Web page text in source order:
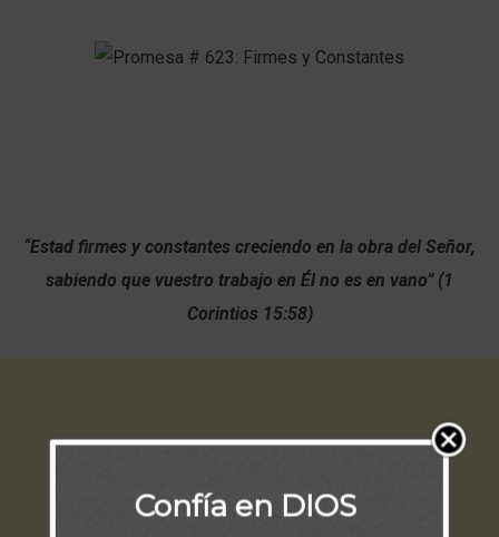
“Estad firmes y constantes creciendo en la obra del Señor,
sabiendo que vuestro trabajo en Él no es en vano” (1
Corintios 15:58)
Confía en DIOS